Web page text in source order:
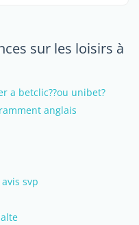
sur les loisirs à
a betclic??ou unibet?
anglais
svp